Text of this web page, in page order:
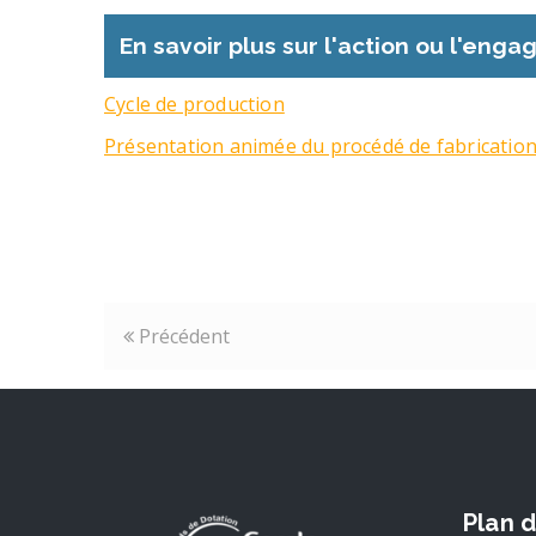
En savoir plus sur l'action ou
Cycle de production
Présentation animée du procédé de fabrication
Précédent
Plan